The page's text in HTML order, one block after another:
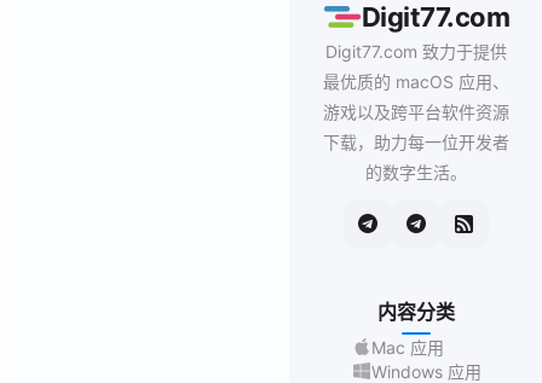
Digit77.com
Digit77.com 致力于提供
最优质的 macOS 应用、
游戏以及跨平台软件资源
下载，助力每一位开发者
的数字生活。
内容分类
Mac 应用
Windows 应用